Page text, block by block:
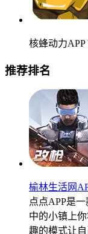
核蜂动力APP
推荐排名
榆林生活网
点点APP是
中的小镇上
趣的模式让